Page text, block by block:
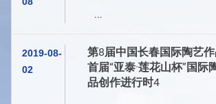
...
2019-08-
02
第8届中国长春国际陶艺
首届“亚泰·莲花山杯”国际
品创作进行时4